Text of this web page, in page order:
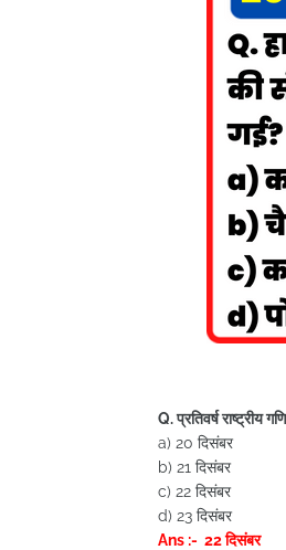
Q. प्रतिवर्ष राष्ट्रीय
a) 20 दिसंबर
b) 21 दिसंबर
c) 22 दिसंबर
d) 23 दिसंबर
Ans :- 22 दिसंबर